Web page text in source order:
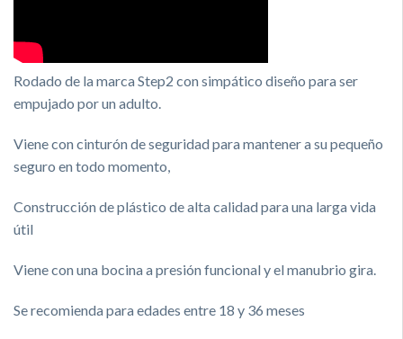
Rodado de la marca Step2 con simpático diseño para ser
empujado por un adulto.
Viene con cinturón de seguridad para mantener a su pequeño
seguro en todo momento,
Construcción de plástico de alta calidad para una larga vida
útil
Viene con una bocina a presión funcional y el manubrio gira.
Se recomienda para edades entre 18 y 36 meses